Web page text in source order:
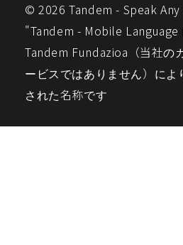
© 2026 Tandem - Speak Any
"Tandem - Mobile Language
Tandem Fundazioa（当社の
ービスではありません）によ
された名称です